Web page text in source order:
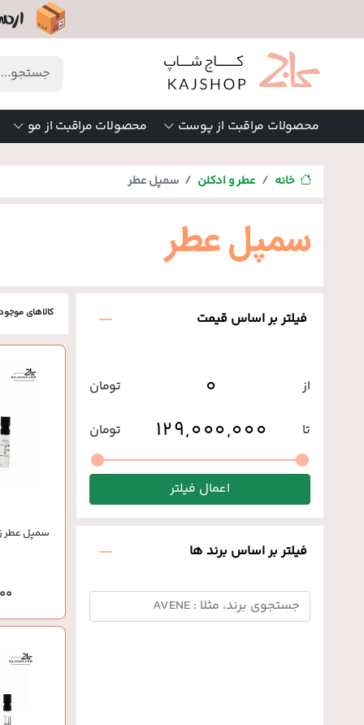
محصولات مراقبت از پوست محصولات مراقبت از مو
خانه عطر و ادکلن سمپل عطر
سمپل عطر
فیلتر بر اساس قیمت
از تومان
تا تومان
اعمال فیلتر
فیلتر بر اساس برند ها
کالاهای
سمپل عطر